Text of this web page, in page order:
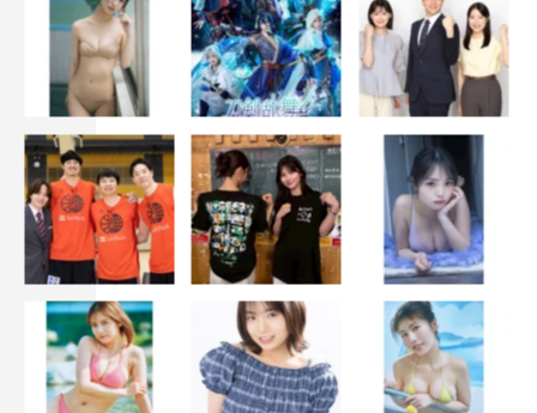
「わたしの彼は左きき」麻丘めぐみ（1973年）（詞：千
家和也／曲：筒美京平）